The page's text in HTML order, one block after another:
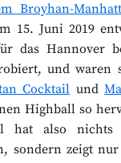
Broyhan-
15. Juni 2019
das Hannover
und waren
Cocktail und
Highball so
hat also nichts
sondern zeigt